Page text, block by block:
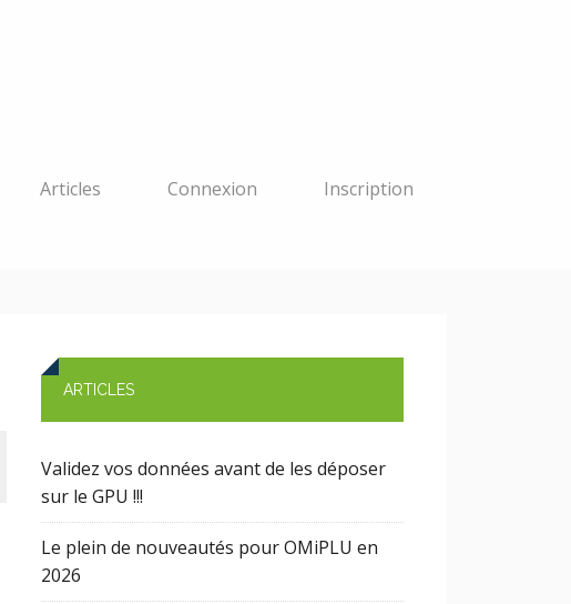
Articles Connexion Inscription
ARTICLES
Validez vos données avant de les déposer
sur le GPU !!!
Le plein de nouveautés pour OMiPLU en
2026